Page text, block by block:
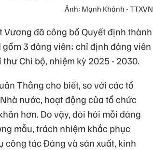
Ảnh: Mạnh Khánh - TTXVN
đã công bố Quyết định thành
3 đảng viên; chỉ định đảng viên
Chi bộ, nhiệm kỳ 2025 - 2030.
Thắng cho biết, so với các tổ
nước, hoạt động của tổ chức
hơn. Do vậy, đòi hỏi mỗi đảng
mẫu, trách nhiệm khắc phục
công tác Đảng và sản xuất, kinh